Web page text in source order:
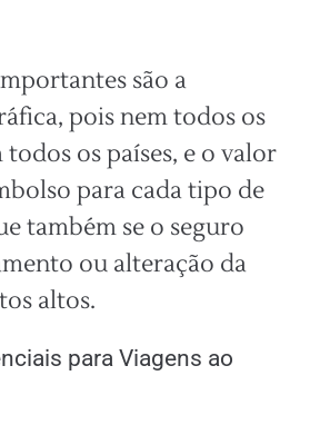
são a
pois nem todos os
os países, e o valor
para cada tipo de
também se o seguro
ou alteração da
altos.
para Viagens ao